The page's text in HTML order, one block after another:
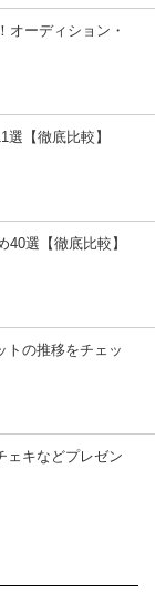
オーディション・
【徹底比較】
選【徹底比較】
トの推移をチェッ
ェキなどプレゼン